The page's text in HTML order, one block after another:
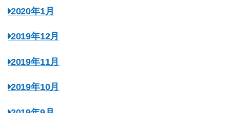
2020年1月
2019年12月
2019年11月
2019年10月